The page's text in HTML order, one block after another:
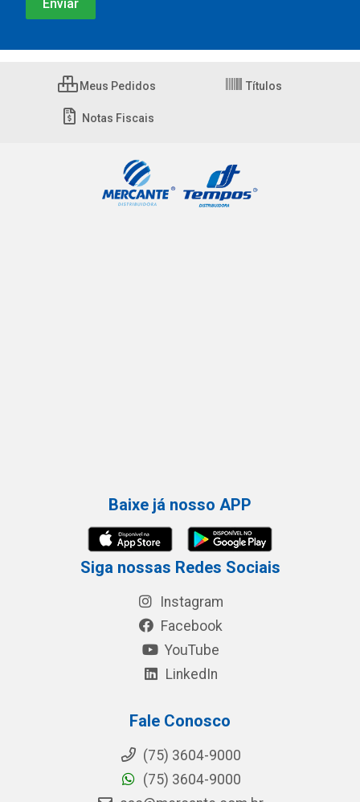
Meus Pedidos Títulos
Notas Fiscais
Baixe já nosso APP
Siga nossas Redes Sociais
Instagram
Facebook
YouTube
LinkedIn
Fale Conosco
(75) 3604-9000
(75) 3604-9000